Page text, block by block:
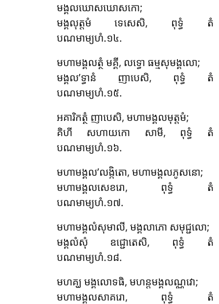
មង្គលឃោសឃោសកោ;
មង្គលុត្តមំ ទេសេសិ, ពុទ្ធំ តំ
បណមាម្យហំ.១៤.
មហាមង្គលត្ថំ មគ្គី, លទ្ធោ ធម្មសុមង្គលោ;
មង្គល’ទ្ធានំ ញាបេសិ, ពុទ្ធំ តំ
បណមាម្យហំ.១៥.
អគារិកត្ថំ ញាបេសិ, មហាមង្គលមុត្តមំ;
គិហី សហាយកោ សាមី, ពុទ្ធំ តំ
បណមាម្យហំ.១៦.
មហាមង្គល’លង្កិតោ, មហាមង្គលភូសនោ;
មហាមង្គលសេខរោ, ពុទ្ធំ តំ
បណមាម្យហំ.១៧.
មហាមង្គលំសុមាលី, មង្គលាភោ សមុជ្ជលោ;
មង្គលំសុំ ឧជ្ជោតេសិ, ពុទ្ធំ តំ
បណមាម្យហំ.១៨.
មហគ្ឃ មង្គលោទធិ, មហន្តមង្គលណ្ណវោ;
មហាមង្គលសាគរោ, ពុទ្ធំ តំ